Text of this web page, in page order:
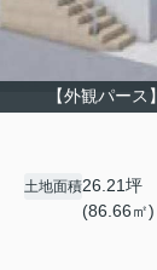
【外観パース】
土地面積26.21坪
(86.66㎡)